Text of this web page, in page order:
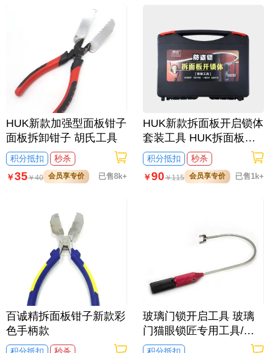
HUK新款加强型面板钳子
面板拆卸钳子 胡氏工具
积分抵扣
秒杀
￥35￥40 会员享专价 已售8k+
百诚精拆面板钳子新款彩
色手柄款
HUK新款拆面板开启锁体
套装工具 HUK拆面板开
防盗锁工具 胡氏工具
积分抵扣
秒杀
￥90￥115 会员享专价 已售1k+
玻璃门锁开启工具 玻璃
门猫眼锁匠专用工具/短
款